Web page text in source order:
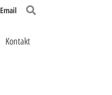
Email
Kontakt